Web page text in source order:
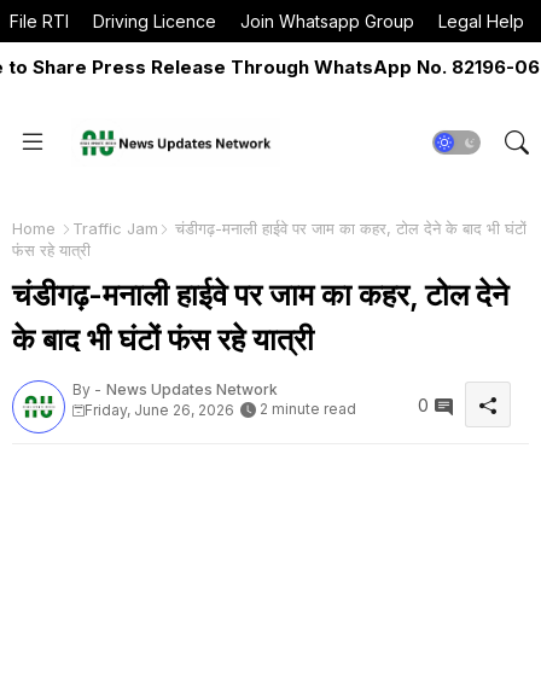
File RTI Driving Licence Join Whatsapp Group Legal Help
Press Release Through WhatsApp No. 82196-06517
Home Traffic Jam
चंडीगढ़-मनाली हाईवे पर जाम का कहर, टोल देने के बाद भी घंटों
फंस रहे यात्री
चंडीगढ़-मनाली हाईवे पर जाम का कहर, टोल देने
के बाद भी घंटों फंस रहे यात्री
By - News Updates Network
Friday, June 26, 2026
2 minute read 0